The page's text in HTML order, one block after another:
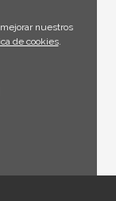
nuestros
de cookies.